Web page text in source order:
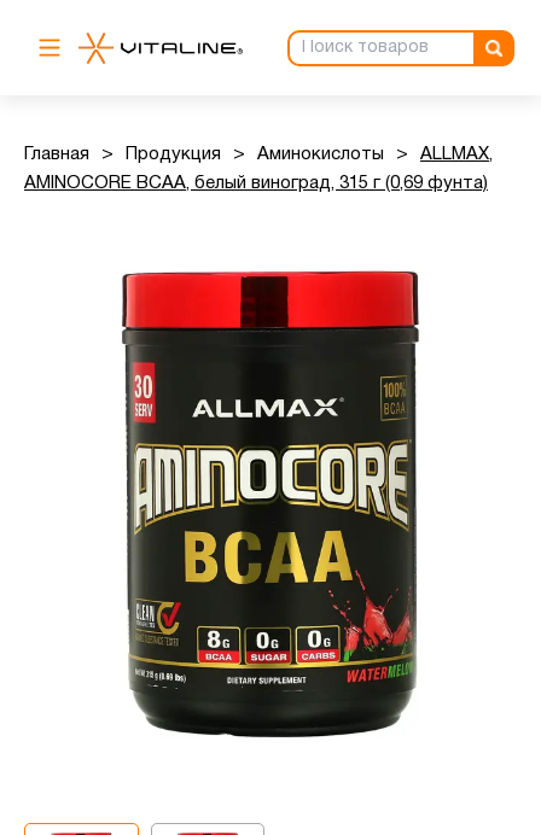
Главная > Продукция > Аминокислоты >
ALLMAX,
AMINOCORE BCAA, белый виноград, 315 г (0,69 фунта)